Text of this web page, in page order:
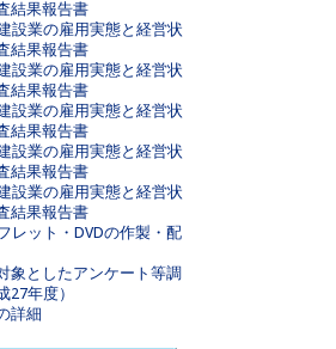
結果報告書
業の雇用実態と経営状
結果報告書
業の雇用実態と経営状
結果報告書
業の雇用実態と経営状
結果報告書
業の雇用実態と経営状
結果報告書
業の雇用実態と経営状
結果報告書
レット・DVDの作製・配
象としたアンケート等調
27年度）
詳細